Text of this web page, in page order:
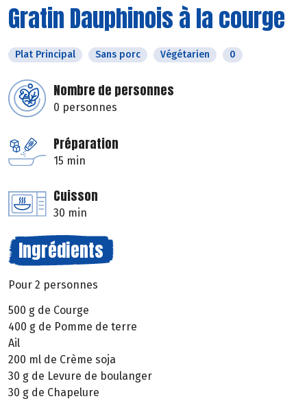
Gratin Dauphinois à la courge
Plat Principal Sans porc Végétarien 0
Nombre de personnes
0 personnes
Préparation
15 min
Cuisson
30 min
Ingrédients
Pour 2 personnes
500 g de Courge
400 g de Pomme de terre
Ail
200 ml de Crème soja
30 g de Levure de boulanger
30 g de Chapelure